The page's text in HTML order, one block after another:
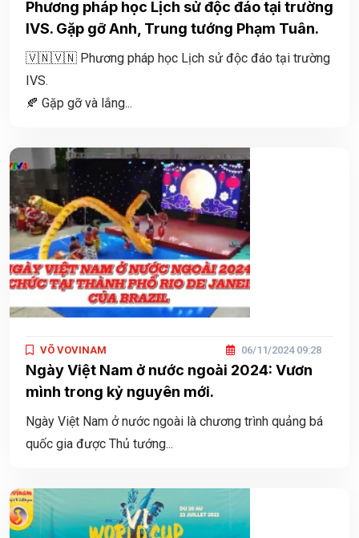
Phương pháp học Lịch sử độc đáo tại trường
IVS. Gặp gỡ Anh, Trung tướng Phạm Tuân.
🇻🇳🇻🇳 Phương pháp học Lịch sử độc đáo tại trường
IVS.
🍂 Gặp gỡ và lắng...
VÕ VOVINAM 06/11/2024 09:28
Ngày Việt Nam ở nước ngoài 2024: Vươn
mình trong kỷ nguyên mới.
Ngày Việt Nam ở nước ngoài là chương trình quảng bá
quốc gia được Thủ tướng...